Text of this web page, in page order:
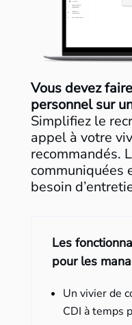
Vous devez
personnel sur
Simplifiez le
appel à votre
recommandés.
communiquées
besoin
Les
pour les
Un vivier de
CDI à temps